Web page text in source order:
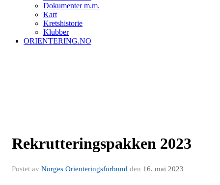
Dokumenter m.m.
Kart
Kretshistorie
Klubber
ORIENTERING.NO
Rekrutteringspakken 2023
Postet av Norges Orienteringsforbund den 16. mai 2023